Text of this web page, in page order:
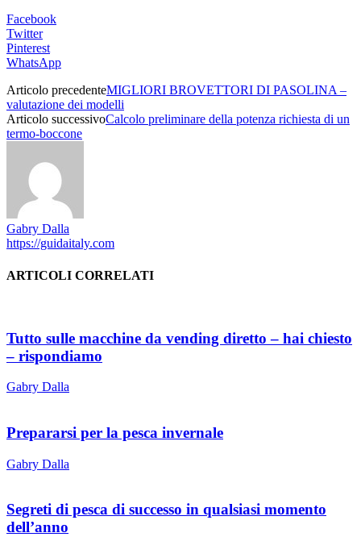
Facebook
Twitter
Pinterest
WhatsApp
Articolo precedenteMIGLIORI BROVETTORI DI PASOLINA –
valutazione dei modelli
Articolo successivoCalcolo preliminare della potenza richiesta di un
termo-boccone
Gabry Dalla
https://guidaitaly.com
ARTICOLI CORRELATI
Tutto sulle macchine da vending diretto – hai chiesto
– rispondiamo
Gabry Dalla
Prepararsi per la pesca invernale
Gabry Dalla
Segreti di pesca di successo in qualsiasi momento
dell’anno